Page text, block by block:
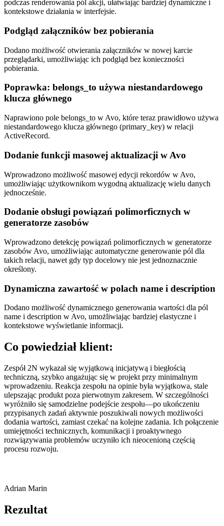
podczas renderowania pól akcji, ułatwiając bardziej dynamiczne i
kontekstowe działania w interfejsie.
Podgląd załączników bez pobierania
Dodano możliwość otwierania załączników w nowej karcie
przeglądarki, umożliwiając ich podgląd bez konieczności
pobierania.
Poprawka: belongs_to używa niestandardowego
klucza głównego
Naprawiono pole belongs_to w Avo, które teraz prawidłowo używa
niestandardowego klucza głównego (primary_key) w relacji
ActiveRecord.
Dodanie funkcji masowej aktualizacji w Avo
Wprowadzono możliwość masowej edycji rekordów w Avo,
umożliwiając użytkownikom wygodną aktualizację wielu danych
jednocześnie.
Dodanie obsługi powiązań polimorficznych w
generatorze zasobów
Wprowadzono detekcję powiązań polimorficznych w generatorze
zasobów Avo, umożliwiając automatyczne generowanie pól dla
takich relacji, nawet gdy typ docelowy nie jest jednoznacznie
określony.
Dynamiczna zawartość w polach name i description
Dodano możliwość dynamicznego generowania wartości dla pól
name i description w Avo, umożliwiając bardziej elastyczne i
kontekstowe wyświetlanie informacji.
Co powiedział klient:
Zespół 2N wykazał się wyjątkową inicjatywą i biegłością
techniczną, szybko angażując się w projekt przy minimalnym
wprowadzeniu. Reakcja zespołu na opinie była wyjątkowa, stale
ulepszając produkt poza pierwotnym zakresem. W szczególności
wyróżniło się samodzielne podejście zespołu—po ukończeniu
przypisanych zadań aktywnie poszukiwali nowych możliwości
dodania wartości, zamiast czekać na kolejne zadania. Ich połączenie
umiejętności technicznych, komunikacji i proaktywnego
rozwiązywania problemów uczyniło ich nieocenioną częścią
procesu rozwoju.
Adrian Marin
Rezultat